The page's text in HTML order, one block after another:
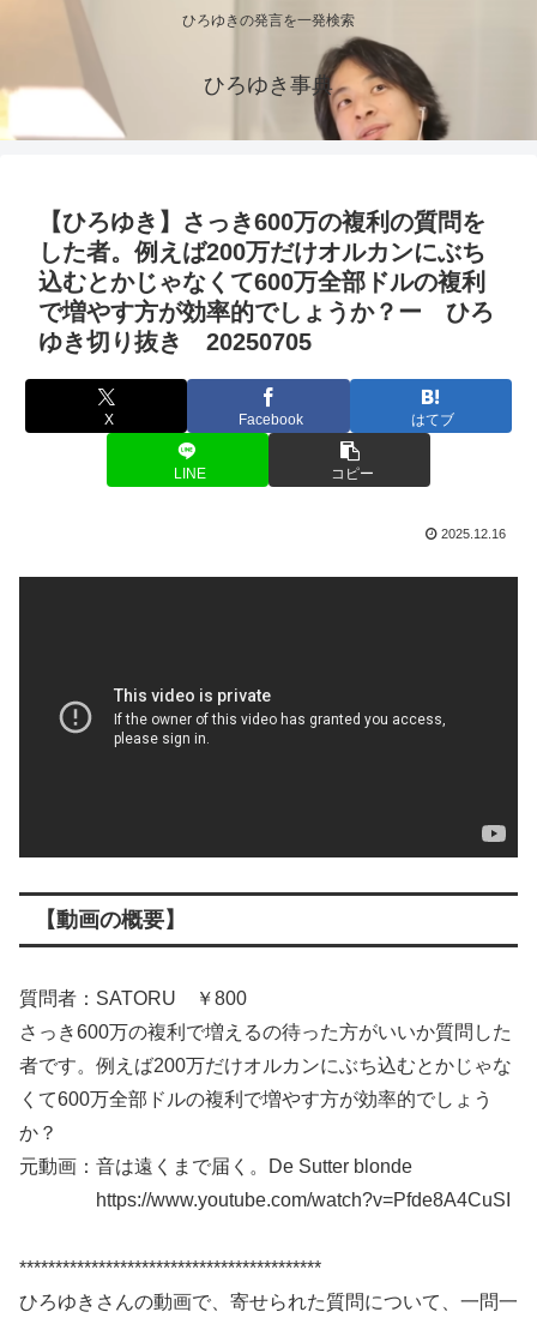
ひろゆきの発言を一発検索
ひろゆき事典
【ひろゆき】さっき600万の複利の質問を
した者。例えば200万だけオルカンにぶち
込むとかじゃなくて600万全部ドルの複利
で増やす方が効率的でしょうか？ー ひろ
ゆき切り抜き 20250705
X Facebook はてブ
LINE コピー
2025.12.16
【動画の概要】
質問者：SATORU ￥800
さっき600万の複利で増えるの待った方がいいか質問した
者です。例えば200万だけオルカンにぶち込むとかじゃな
くて600万全部ドルの複利で増やす方が効率的でしょう
か？
元動画：音は遠くまで届く。De Sutter blonde
https://www.youtube.com/watch?v=Pfde8A4CuSI
******************************************
ひろゆきさんの動画で、寄せられた質問について、一問一